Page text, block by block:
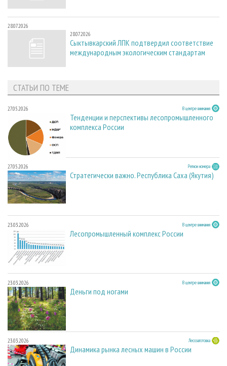
28.07.2026
28.07.2026
Сыктывкарский ЛПК подтвердил соответствие
международным экологическим стандартам
СТАТЬИ ПО ТЕМЕ
27.05.2026 В центре внимания
Тенденции и перспективы лесопромышленного
комплекса России
27.05.2026 Регион номера
Стратегически важно. Республика Саха (Якутия)
23.03.2026 В центре внимания
Лесопромышленный комплекс России
23.03.2026 В центре внимания
Деньги под ногами
23.03.2026 Лесозаготовка
Динамика рынка лесных машин в России